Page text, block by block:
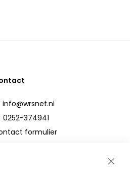
info@wrsnet.nl
0252-374941
formulier
Close